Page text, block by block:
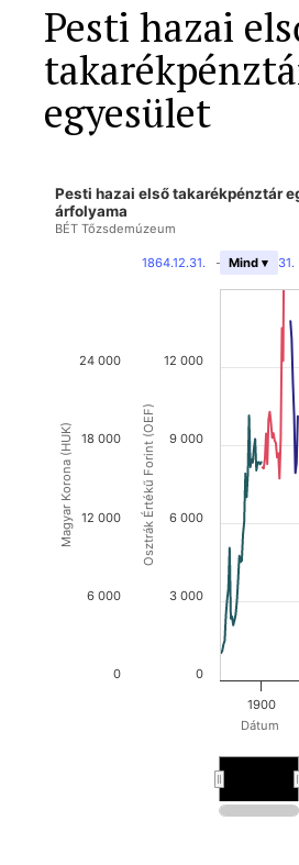
Pesti hazai
egyesület
Dátum
Osztrák Értékű Forint (OEF)
Magyar Korona (HUK)
Pesti hazai első takarékpénztár
árfolyama
BÉT Tőzsdemúzeum
1864.12.31. - 1946.12.31.
Mind ▾
1900
0
3 000
6 000
9 000
12 000
0
6 000
12 000
18 000
24 000